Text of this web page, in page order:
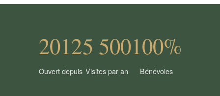
2012
Ouvert depuis
5 500
Visites par an
100%
Bénévoles